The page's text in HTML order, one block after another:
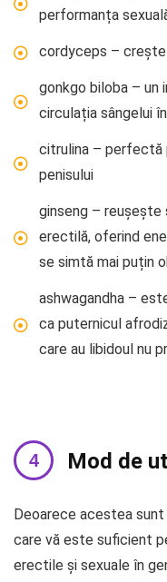
performanța
cordyceps – crește
gonkgo biloba – un
circulația sângelui
citrulina – perfectă
penisului
ginseng –
erectilă, oferind
se simtă mai puțin
ashwagandha –
ca puternicul
care au libidoul nu
Mod de
Deoarece acestea
care vă este suficient
erectile și sexuale în